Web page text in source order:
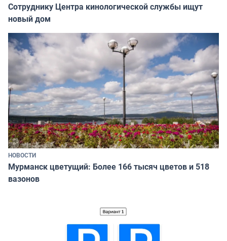
Сотруднику Центра кинологической службы ищут
новый дом
НОВОСТИ
Мурманск цветущий: Более 166 тысяч цветов и 518
вазонов